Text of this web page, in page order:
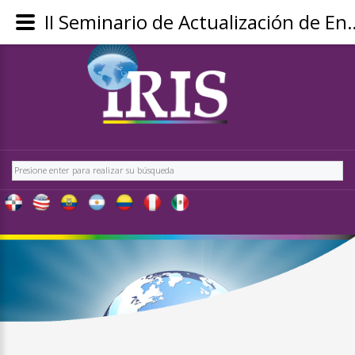
Buscar
REGÍSTRATE
-
OBTÉN
EXCLUSIVO
PARA
USUARIOS
IRIS
II Seminario de